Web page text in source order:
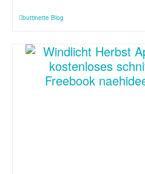
buttinette Blog